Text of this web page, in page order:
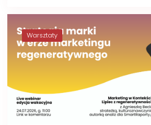
Warsztaty